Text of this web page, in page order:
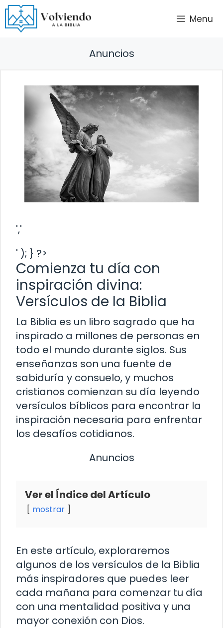
Saltar
al
contenido
Menu
Anuncios
','
' ); } ?>
Comienza tu día con
inspiración divina:
Versículos de la Biblia
La Biblia es un libro sagrado que ha
inspirado a millones de personas en
todo el mundo durante siglos. Sus
enseñanzas son una fuente de
sabiduría y consuelo, y muchos
cristianos comienzan su día leyendo
versículos bíblicos para encontrar la
inspiración necesaria para enfrentar
los desafíos cotidianos.
Anuncios
Ver el Índice del Artículo
mostrar
En este artículo, exploraremos
algunos de los versículos de la Biblia
más inspiradores que puedes leer
cada mañana para comenzar tu día
con una mentalidad positiva y una
mayor conexión con Dios.